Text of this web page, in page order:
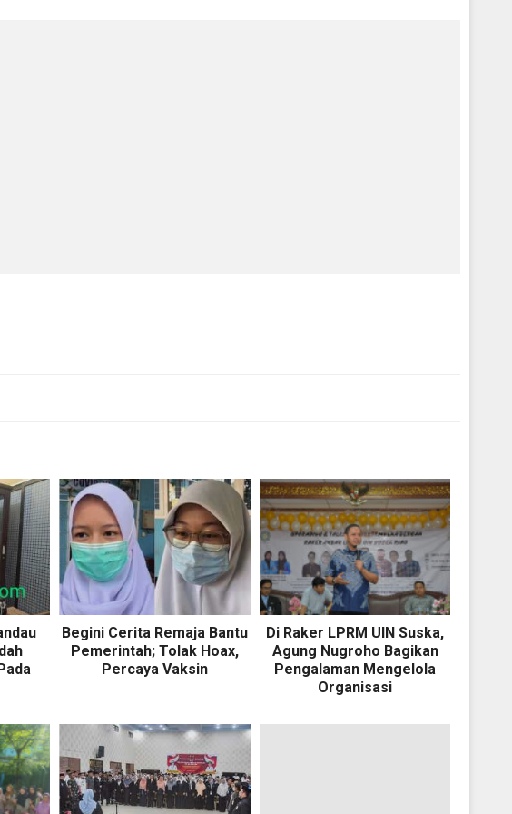
Begini Cerita Remaja Bantu
Pemerintah; Tolak Hoax,
Percaya Vaksin
Di Raker LPRM UIN Suska,
Agung Nugroho Bagikan
Pengalaman Mengelola
Organisasi